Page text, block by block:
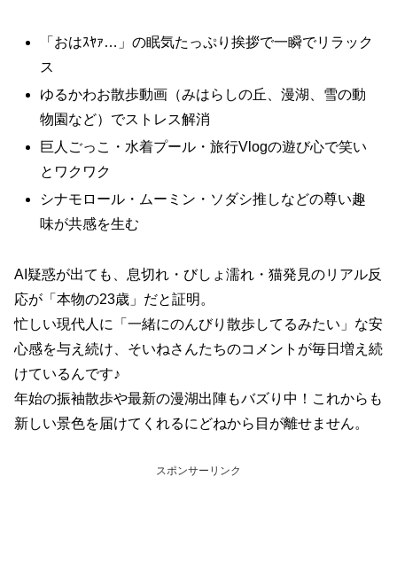
「おはｽﾔｧ…」の眠気たっぷり挨拶で一瞬でリラック
ス
ゆるかわお散歩動画（みはらしの丘、漫湖、雪の動
物園など）でストレス解消
巨人ごっこ・水着プール・旅行Vlogの遊び心で笑い
とワクワク
シナモロール・ムーミン・ソダシ推しなどの尊い趣
味が共感を生む
AI疑惑が出ても、息切れ・びしょ濡れ・猫発見のリアル反
応が「本物の23歳」だと証明。
忙しい現代人に「一緒にのんびり散歩してるみたい」な安
心感を与え続け、そいねさんたちのコメントが毎日増え続
けているんです♪
年始の振袖散歩や最新の漫湖出陣もバズり中！これからも
新しい景色を届けてくれるにどねから目が離せません。
スポンサーリンク